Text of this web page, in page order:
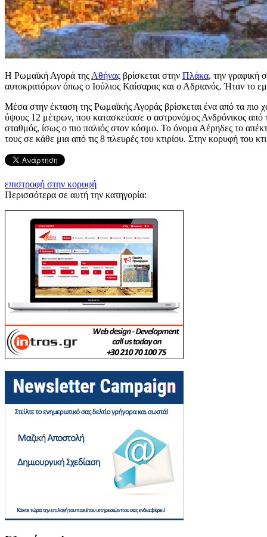
Η Ρωμαϊκή Αγορά της Αθήνας βρίσκεται στην Πλάκα, την γραφική
αυτοκρατόρων όπως ο Ιούλιος Καίσαρας και ο Αδριανός. Ήταν το
Μέσα στην έκταση της Ρωμαϊκής Αγοράς βρίσκεται ένα από τα πιο
ύψους 12 μέτρων, που κατασκεύασε ο αστρονόμος Ανδρόνικος από
σταθμός, ίσως ο πιο παλιός στον κόσμο. Το όνομα Αέρηδες το
τους σε κάθε μια από τις 8 πλευρές του κτιρίου. Στην κορυφή του
επιστροφή στην κορυφή
Περισσότερα σε αυτή την κατηγορία: